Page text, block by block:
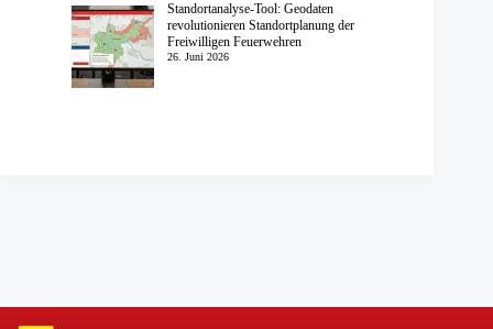
Standortanalyse-Tool: Geodaten
revolutionieren Standortplanung der
Freiwilligen Feuerwehren
26. Juni 2026